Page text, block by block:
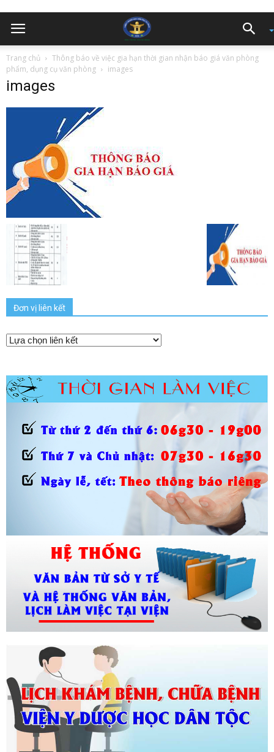
Trang chủ
Thông báo về việc gia hạn thời gian nhận báo giá văn phòng
phẩm, dụng cụ văn phòng
images
images
Đơn vị liên kết